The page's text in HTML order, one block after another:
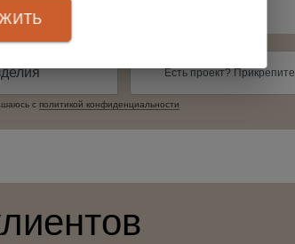
Есть проект? Прикрепите
c политикой конфиденциальности